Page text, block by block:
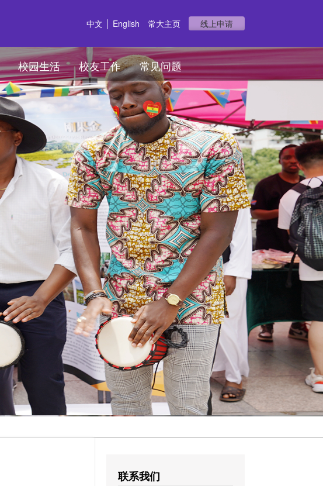
中文 English 常大主页 线上申请
校园生活 校友工作 常见问题
联系我们